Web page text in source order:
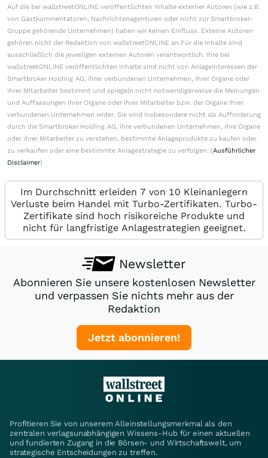
Auf die bei wallstreetONLINE veröffentlichten Inhalte externer Autoren (wie z.B.
von Gastkommentatoren, Nachrichtenagenturen oder nicht zur Smartbroker-
Gruppe gehörende Unternehmen) haben wir keinen Einfluss. Externe Autoren
gehören nicht der Redaktion von wallstreetONLINE an.Für die Inhalte sind
ausschließlich die jeweiligen externen Autoren verantwortlich. Ihre bei
wallstreetONLINE veröffentlichten Inhalte sind nicht von Anlageinteressen der
Smartbroker Holding AG, ihrer verbundenen Unternehmen, ihrer Organe oder
ihrer Mitarbeiter bestimmt und spiegeln nicht notwendigerweise die Meinungen
und Auffassungen ihrer Organe oder ihrer Mitarbeiter bzw. der Organe ihrer
verbundenen Unternehmen wider. Sie sind insbesondere nicht als Aufforderung
durch die Smartbroker Holding AG, ihre verbundenen Unternehmen, ihre Organe
oder ihrer Mitarbeiter zu verstehen, bestimmte Anlageprodukte zu kaufen oder
zu verkaufen oder eine bestimmte Anlagestrategie zu verfolgen. (Ausführlicher
Disclaimer)
Im Durchschnitt erleiden 7 von 10 Kleinanlegern
Verluste beim Handel mit Turbo-Zertifikaten. Turbo-
Zertifikate sind hoch risikoreiche Produkte und
nicht für langfristige Anlagestrategien geeignet.
Newsletter
Abonnieren Sie unsere kostenlosen Newsletter
und verpassen Sie nichts mehr aus der
Redaktion
Jetzt abonnieren!
Profitieren Sie von unserem Alleinstellungsmerkmal als den
zentralen verlagsunabhängigen Wissens-Hub für einen aktuellen
und fundierten Zugang in die Börsen- und Wirtschaftswelt, um
strategische Entscheidungen zu treffen.